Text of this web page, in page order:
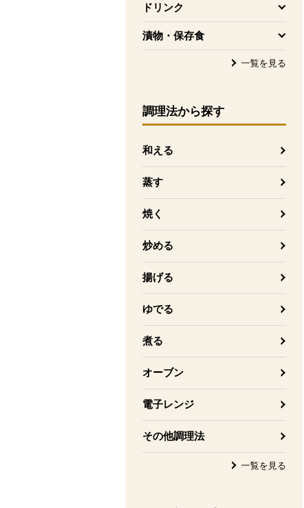
ドリンク
を開く
漬物・保存食
を開く
一覧を見る
調理法から探す
和える
蒸す
焼く
炒める
揚げる
ゆでる
煮る
オーブン
電子レンジ
その他調理法
一覧を見る